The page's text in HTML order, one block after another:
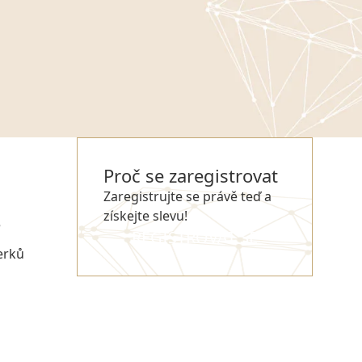
Proč se zaregistrovat
Zaregistrujte se právě teď a
získejte slevu!
REGISTROVAT SE